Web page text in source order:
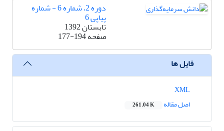
دوره 2، شماره 6 - شماره
پیاپی 6
تابستان 1392
صفحه177-194
فایل ها
اصل مقاله
261.04 K